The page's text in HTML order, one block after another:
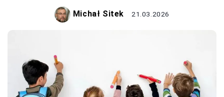
Michał Sitek 21.03.2026